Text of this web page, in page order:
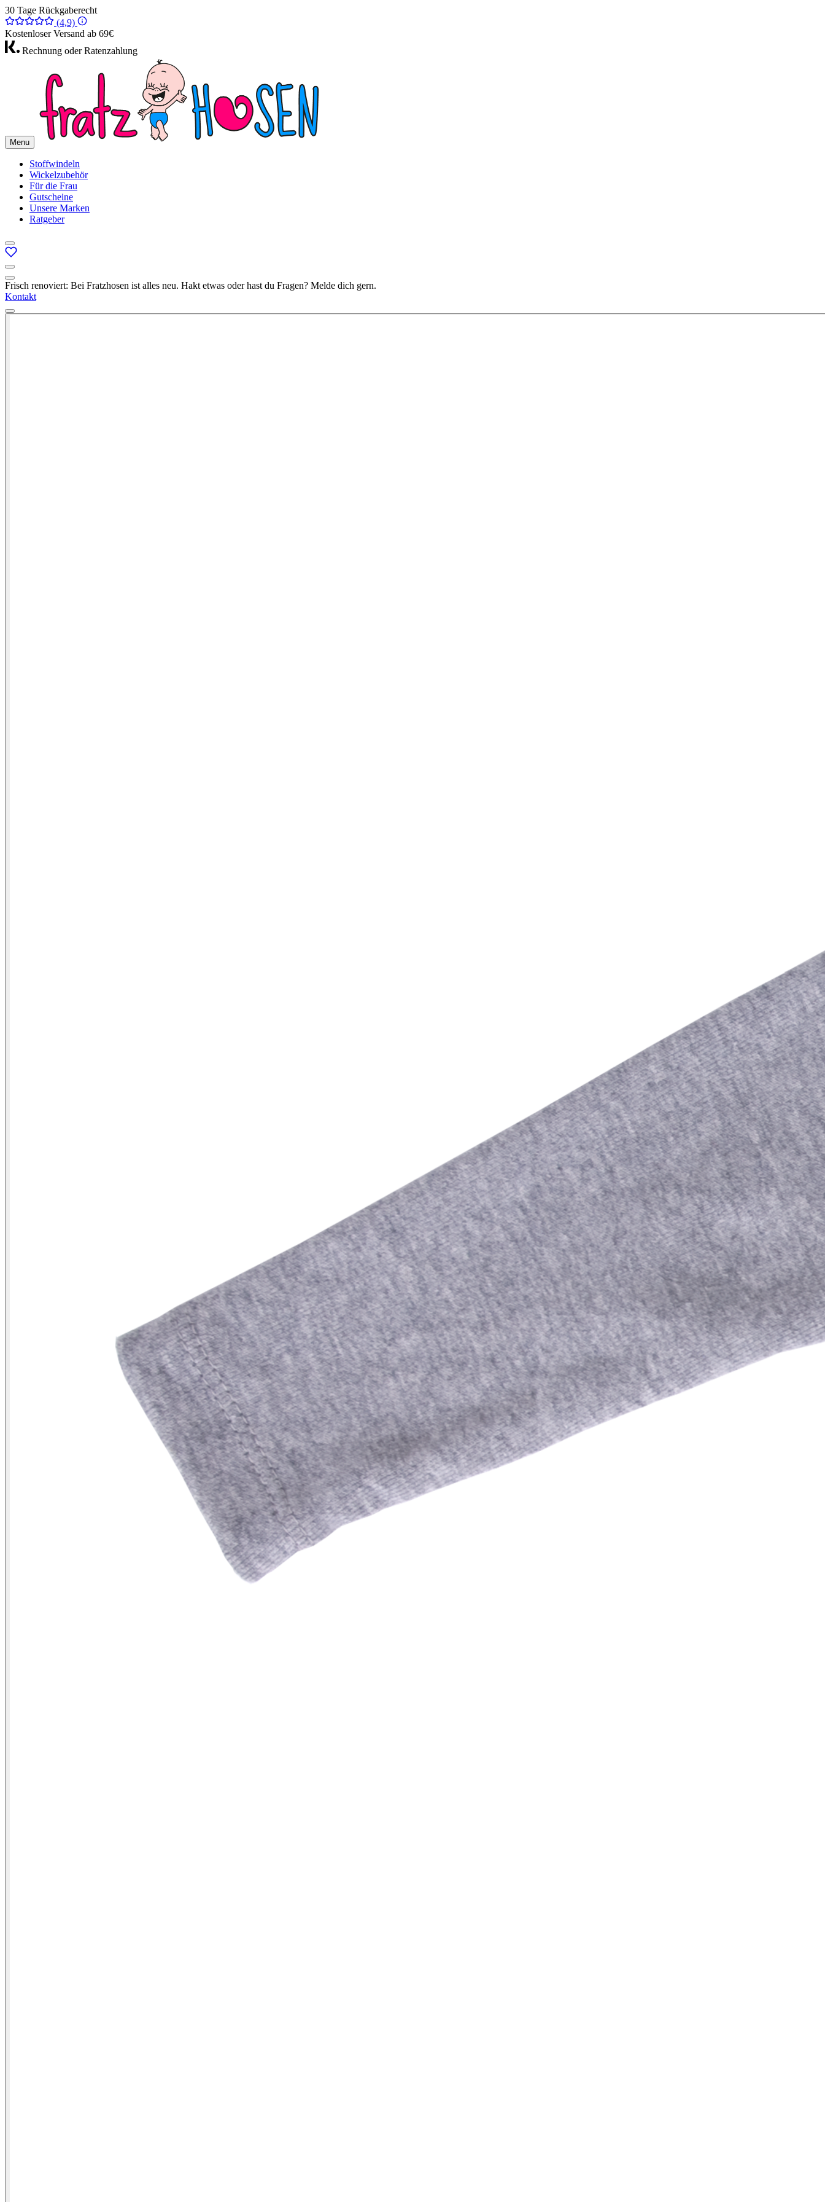
30 Tage Rückgaberecht
(4,9)
Kostenloser Versand ab 69€
Rechnung oder Ratenzahlung
Menu
Stoffwindeln
Wickelzubehör
Für die Frau
Gutscheine
Unsere Marken
Ratgeber
Frisch renoviert: Bei Fratzhosen ist alles neu. Hakt etwas oder hast du Fragen? Melde dich gern.
Kontakt